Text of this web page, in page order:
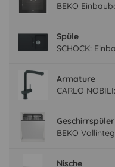
Spüle
Armature
Geschirrspüler
Nische